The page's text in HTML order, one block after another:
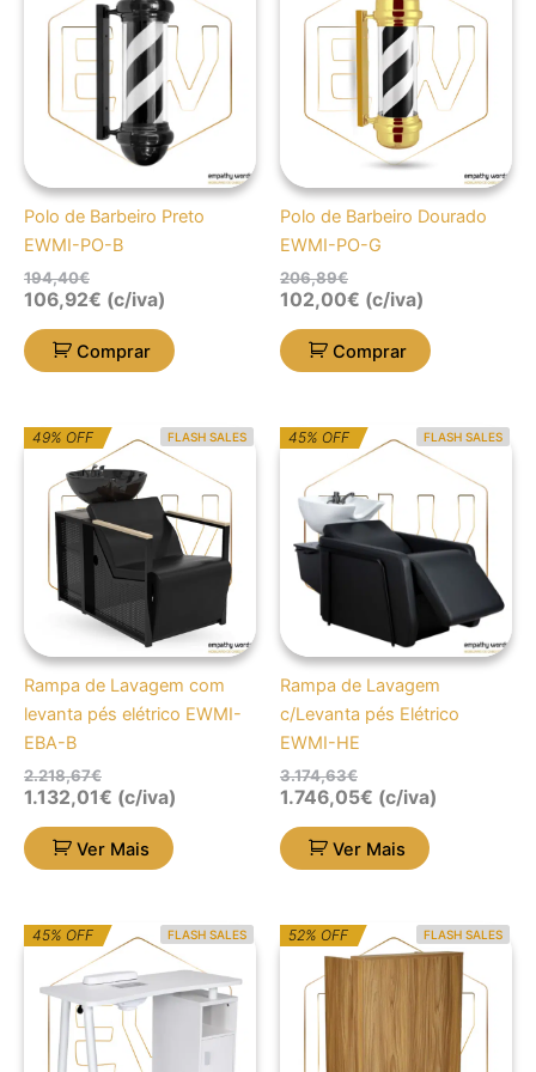
Polo de Barbeiro Preto
EWMI-PO-B
194,40€
original
era:
194,40€.
atual
é:
106,92€.
106,92€ (c/iva)
Comprar
Polo de Barbeiro Dourado
EWMI-PO-G
206,89€
original
era:
206,89€.
atual
é:
102,00€.
102,00€ (c/iva)
Comprar
FLASH SALES
49% OFF
Rampa de Lavagem com
levanta pés elétrico EWMI-
EBA-B
2.218,67€
O
preço
original
era:
2.218,67€.
O
preço
atual
é:
1.132,01€.
1.132,01€ (c/iva)
Ver Mais
FLASH SALES
45% OFF
Rampa de Lavagem
c/Levanta pés Elétrico
EWMI-HE
3.174,63€
O
preço
era:
3.174,63€.
O
preço
é:
1.746,05€.
1.746,05€ (c/iva)
Ver Mais
FLASH SALES
45% OFFO
preço
original
era:
533,27€.
O
preço
atual
é:
293,29€.
FLASH SALES
52% OFFO
preço
original
era:
428,04€.
O
preço
atual
207,00€.